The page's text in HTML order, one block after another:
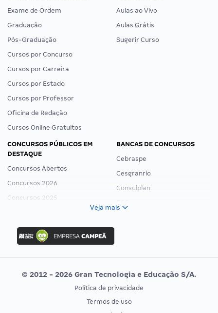
Exame de Ordem
Graduação
Pós-Graduação
Cursos por Concurso
Cursos por Carreira
Cursos por Estado
Cursos por Professor
Oficina de Redação
Cursos Online Gratuitos
Aulas ao Vivo
Aulas Grátis
Sugerir Curso
CONCURSOS PÚBLICOS EM
DESTAQUE
Concursos Abertos
Concursos 2026
Concursos 2025
Concurso Ibama
Concurso MPU
Editais publicados
BANCAS DE CONCURSOS
Cebraspe
Cesgranrio
Consulplan
Vunesp
CONCURSOS POR PROFISSÃO
EXAME DE ORDEM
Veja mais
© 2012 - 2026 Gran Tecnologia e Educação S/A.
Política de privacidade
Termos de uso